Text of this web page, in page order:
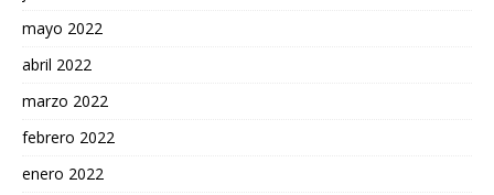
mayo 2022
abril 2022
marzo 2022
febrero 2022
enero 2022